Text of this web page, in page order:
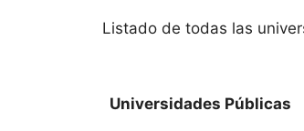
Listado de todas las
Universidades Públicas